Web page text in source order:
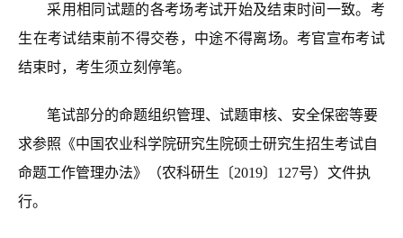
采用相同试题的各考场考试开始及结束时间一致。考
生在考试结束前不得交卷，中途不得离场。考官宣布考试
结束时，考生须立刻停笔。
笔试部分的命题组织管理、试题审核、安全保密等要
求参照《中国农业科学院研究生院硕士研究生招生考试自
命题工作管理办法》（农科研生 〔2019〕127号）文件执
行。